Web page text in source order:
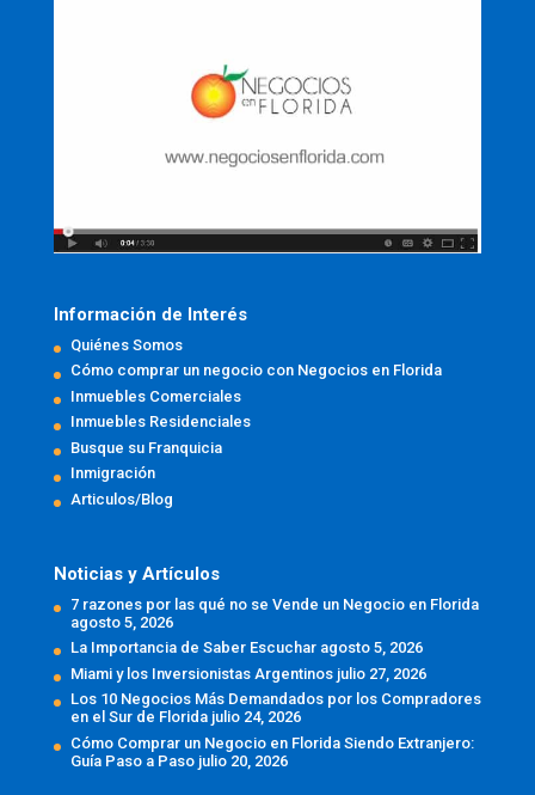
Información de Interés
Quiénes Somos
Cómo comprar un negocio con Negocios en Florida
Inmuebles Comerciales
Inmuebles Residenciales
Busque su Franquicia
Inmigración
Articulos/Blog
Noticias y Artículos
7 razones por las qué no se Vende un Negocio en Florida
agosto 5, 2026
La Importancia de Saber Escuchar agosto 5, 2026
Miami y los Inversionistas Argentinos julio 27, 2026
Los 10 Negocios Más Demandados por los Compradores
en el Sur de Florida julio 24, 2026
Cómo Comprar un Negocio en Florida Siendo Extranjero:
Guía Paso a Paso julio 20, 2026